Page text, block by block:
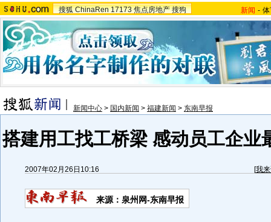
搜狐 ChinaRen 17173 焦点房地产 搜狗 新闻 -
新闻中心 > 国内新闻 > 福建新闻 > 东南早报
搭建用工找工桥梁 感动员工企业
2007年02月26日10:16 [我
来源：泉州网-东南早报